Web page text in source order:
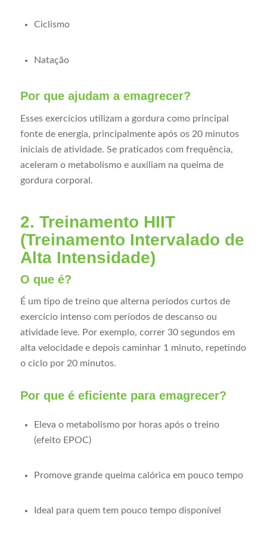
Ciclismo
Natação
Por que ajudam a emagrecer?
Esses exercícios utilizam a gordura como principal
fonte de energia, principalmente após os 20 minutos
iniciais de atividade. Se praticados com frequência,
aceleram o metabolismo e auxiliam na queima de
gordura corporal.
2. Treinamento HIIT
(Treinamento Intervalado de
Alta Intensidade)
O que é?
É um tipo de treino que alterna períodos curtos de
exercício intenso com períodos de descanso ou
atividade leve. Por exemplo, correr 30 segundos em
alta velocidade e depois caminhar 1 minuto, repetindo
o ciclo por 20 minutos.
Por que é eficiente para emagrecer?
Eleva o metabolismo por horas após o treino
(efeito EPOC)
Promove grande queima calórica em pouco tempo
Ideal para quem tem pouco tempo disponível